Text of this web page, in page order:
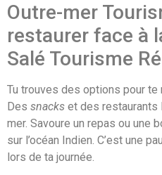
Outre-mer
restaurer face à
Salé Tourisme
Tu trouves des options pour te
Des snacks et des restaurants
mer. Savoure un repas ou une
sur l’océan Indien. C’est une
lors de ta journée.